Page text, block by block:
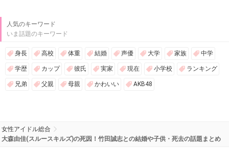
人気のキーワード
いま話題のキーワード
身長 高校 体重 結婚 声優 大学 家族 中学
学歴 カップ 彼氏 実家 現在 小学校 ランキング
兄弟 父親 母親 かわいい AKB48
女性アイドル総合
大森由佳(スルースキルズ)の死因！竹田誠志との結婚や子供・死去の話題まとめ